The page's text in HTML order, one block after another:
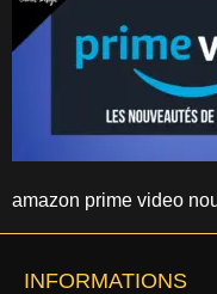
amazon prime video
INFORMATIONS